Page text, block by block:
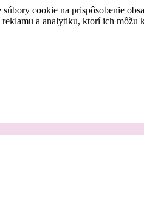
súbory cookie na prispôsobenie
a analytiku, ktorí ich môžu